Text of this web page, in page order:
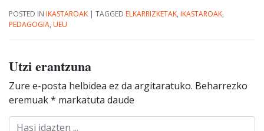
POSTED IN IKASTAROAK | TAGGED ELKARRIZKETAK, IKASTAROAK,
PEDAGOGIA, UEU
Utzi erantzuna
Zure e-posta helbidea ez da argitaratuko. Beharrezko
eremuak* markatuta daude